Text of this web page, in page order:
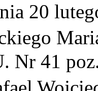
20
Nr 41